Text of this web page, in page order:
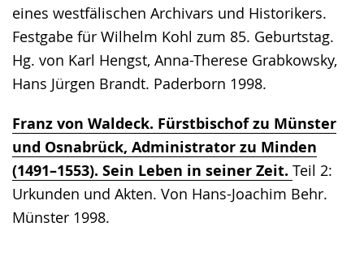
eines westfälischen Archivars und Historikers.
Festgabe für Wilhelm Kohl zum 85. Geburtstag.
Hg. von Karl Hengst, Anna-Therese Grabkowsky,
Hans Jürgen Brandt. Paderborn 1998.
Franz von Waldeck. Fürstbischof zu Münster
und Osnabrück, Administrator zu Minden
(1491–1553). Sein Leben in seiner Zeit. Teil 2:
Urkunden und Akten. Von Hans-Joachim Behr.
Münster 1998.